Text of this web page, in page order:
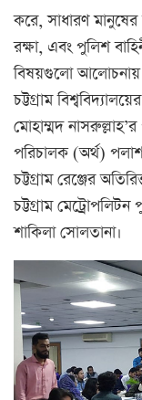
করে, সাধারণ মানুষের
রক্ষা, এবং পুলিশ
বিষয়গুলো আলোচনায়
চট্টগ্রাম
মোহাম্মদ
পরিচালক (অর্থ)
চট্টগ্রাম রেঞ্জের
চট্টগ্রাম
শাকিলা সোলতানা।